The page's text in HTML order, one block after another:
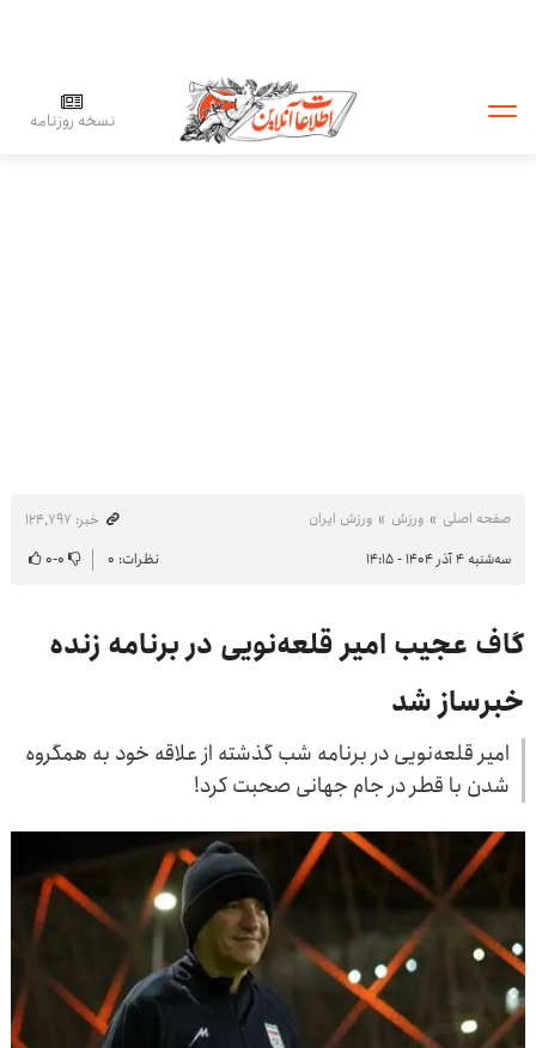
نسخه روزنامه
صفحه اصلی ورزش ورزش ایران
خبر: ۱۲۴٬۷۹۷
سه‌شنبه ۴ آذر ۱۴۰۴ - ۱۴:۱۵
نظرات: ۰ ۰-۰
گاف عجیب امیر قلعه‌نویی در برنامه زنده
خبرساز شد
امیر قلعه‌نویی در برنامه شب گذشته از علاقه خود به همگروه
شدن با قطر در جام جهانی صحبت کرد!